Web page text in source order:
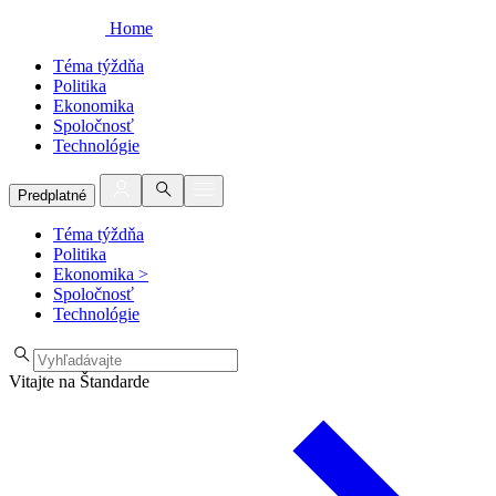
Home
Téma týždňa
Politika
Ekonomika
Spoločnosť
Technológie
Predplatné
Téma týždňa
Politika
Ekonomika >
Spoločnosť
Technológie
Vitajte na Štandarde